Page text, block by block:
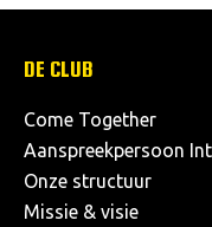
DE CLUB
Come Together
Aanspreekpersoon
Onze structuur
Missie & visie